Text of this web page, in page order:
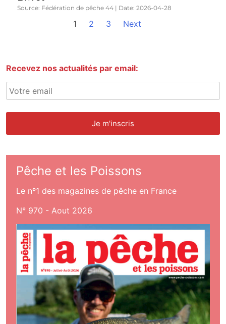
Source: Fédération de pêche 44 Date: 2026-04-28
1 2 3 Next
Recevez nos actualités par email:
Pêche et les Poissons
Le nº1 des magazines de pêche en France
N° 970 - Aout 2026